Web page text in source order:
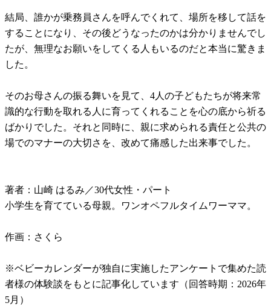
結局、誰かが乗務員さんを呼んでくれて、場所を移して話を
することになり、その後どうなったのかは分かりませんでし
たが、無理なお願いをしてくる人もいるのだと本当に驚きま
した。
そのお母さんの振る舞いを見て、4人の子どもたちが将来常
識的な行動を取れる人に育ってくれることを心の底から祈る
ばかりでした。それと同時に、親に求められる責任と公共の
場でのマナーの大切さを、改めて痛感した出来事でした。
著者：山崎 はるみ／30代女性・パート
小学生を育てている母親。ワンオペフルタイムワーママ。
作画：さくら
※ベビーカレンダーが独自に実施したアンケートで集めた読
者様の体験談をもとに記事化しています（回答時期：2026年
5月）